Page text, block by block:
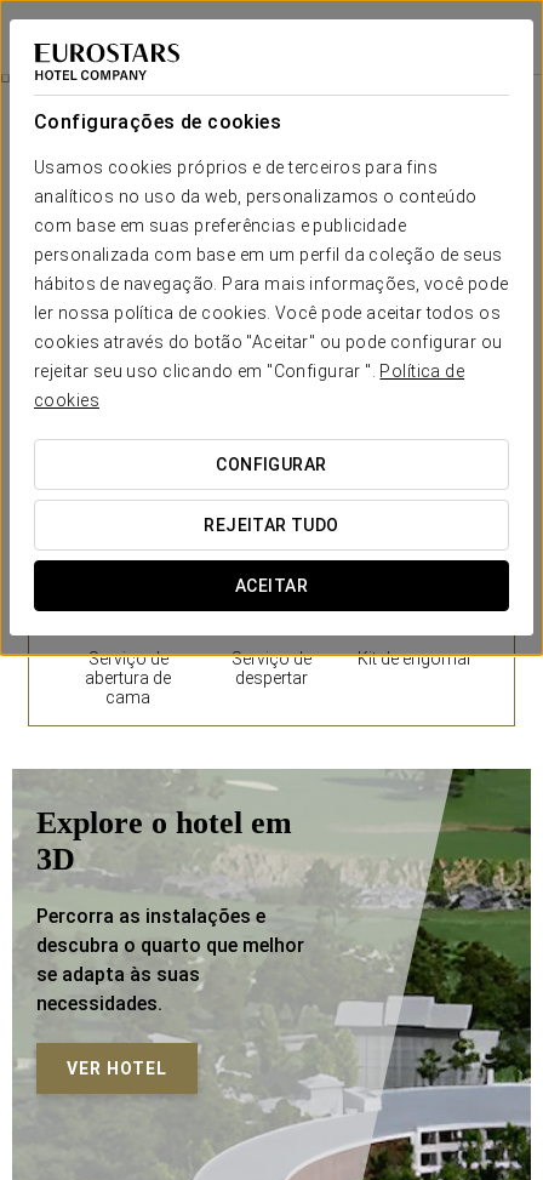
Configurações de cookies
Usamos cookies próprios e de terceiros para fins
analíticos no uso da web, personalizamos o conteúdo
com base em suas preferências e publicidade
personalizada com base em um perfil da coleção de seus
hábitos de navegação. Para mais informações, você pode
ler nossa política de cookies. Você pode aceitar todos os
cookies através do botão "Aceitar" ou pode configurar ou
rejeitar seu uso clicando em "Configurar ". Política de
cookies
CONFIGURAR
REJEITAR TUDO
ACEITAR
Eurostars Sitges
BARCELONA - SITGES
Quartos
Quartos
O conforto e descanso que necessita
Os263 quartosdo Eurostars Sitges foram pensados para os
nossos hóspedes descansarem comodamente rodeados de
impressionantes vistas sobre o mar Mediterrâneo e a cidade
de Sitges.
Estes quartos são espaços acolhedoresinspirados no mar
Mediterrâneo
, cuja essência está presente em todo o hotel.
Além disso, possuem os melhores serviços para tornar a sua
Serviço de
abertura de
cama
Serviço de
despertar
Kit de engomar
Explore o hotel em
3D
Percorra as instalações e
descubra o quarto que melhor
se adapta às suas
necessidades.
VER HOTEL